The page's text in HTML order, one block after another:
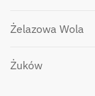
Żelazowa Wola
Żuków